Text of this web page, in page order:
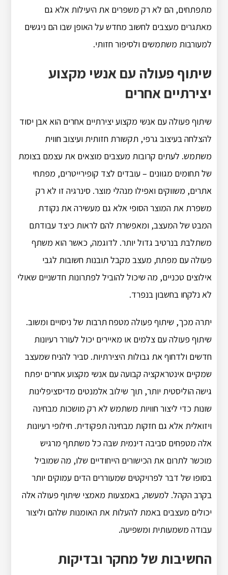
מתפתחים, הם לא רק משפרים את היעילות אלא גם
מאתגרים מעצבים לחשוב מחדש על האופן שבו הם ניגשים
למעורבות משתמשים ולסיפור חזותי.
שיתוף פעולה עם אנשי מקצוע
יצירתיים אחרים
שיתוף פעולה עם אנשי מקצוע יצירתיים אחרים הוא אבן יסוד
להצלחה בעיצוב גרפי, תקשורת חזותית ועיצוב חווית
משתמש. לעתים קרובות מעצבים מוצאים את עצמם בצומת
של תחומים מגוונים – עובדים לצד קופירייטרים, מפתחי
אתרים, משווקים ואפילו מנהלי מוצר. סינרגיה זו לא רק
משפרת את המוצר הסופי אלא גם מעשירה את נקודת
המבט של המעצב, ומאפשרת להם לראות כיצד עבודתם
משתלבת בנרטיב גדול יותר. לדוגמה, כאשר הוא משתף
פעולה עם מפתח, מעצב מקבל תובנות חשובות לגבי
אילוצים טכניים, מה שיכול להוביל לפתרונות חדשניים שאולי
לא נלקחו בחשבון בנפרד.
יתרה מכך, שיתוף פעולה מטפח תרבות של ניסויים ומשוב.
שיתוף פעולה עם צלמים או מאיירים יכול לעורר רעיונות
חדשים ולדחוף את גבולות היצירתיות. סביר להניח שמעצב
שמקיים אינטראקציה קבועה עם אנשי מקצוע אחרים יפתח
גישה הוליסטית יותר, תוך שילוב אלמנטים מדיסציפלינות
שונות כדי ליצור חוויות משתמש לא רק מושכות מבחינה
ויזואלית אלא גם חזקות מבחינה תפקודית. חילופי רעיונות
אלה מטפחים סביבה דינמית שבה כל משתתף מרגיש
מוכשר לתרום את הכישורים הייחודיים שלו, מה שמוביל
בסופו של דבר לפרויקטים שמעוררים הדים עמוקים יותר
בקרב הקהל. למעשה, באמצעות מאמצי שיתוף פעולה אלה
יכולים מעצבים באמת להעלות את האומנות שלהם וליצור
עבודה משמעותית ומשפיעה.
החשיבות של מחקר ובדיקות